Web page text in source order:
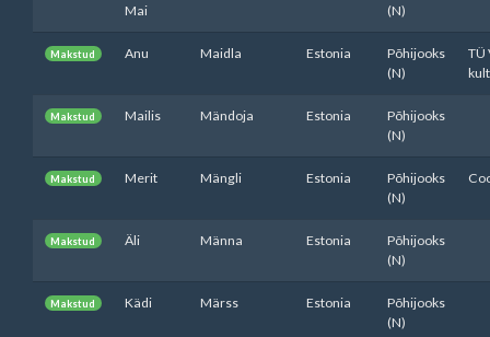
Mai
(N)
Makstud Anu Maidla Estonia
Põhijooks
(N)
TÜ
Makstud Mailis Mändoja Estonia
Põhijooks
(N)
Makstud Merit Mängli Estonia
Põhijooks
(N)
Makstud Äli Männa Estonia
Põhijooks
(N)
Makstud Kädi Märss Estonia
Põhijooks
(N)